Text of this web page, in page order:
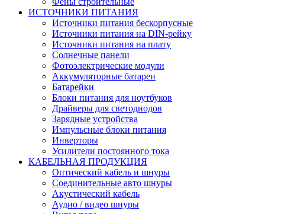
ИСТОЧНИКИ ПИТАНИЯ
Источники питания бескорпусные
Источники питания на DIN-рейку
Источники питания на плату
Солнечные панели
Фотоэлектрические модули
Аккумуляторные батареи
Батарейки
Блоки питания для ноутбуков
Драйверы для светодиодов
Зарядные устройства
Импульсные блоки питания
Инверторы
Усилители постоянного тока
КАБЕЛЬНАЯ ПРОДУКЦИЯ
Оптический кабель и шнуры
Соединительные авто шнуры
Акустический кабель
Аудио / видео шнуры